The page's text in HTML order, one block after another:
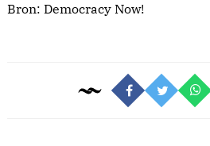
Bron: Democracy Now!